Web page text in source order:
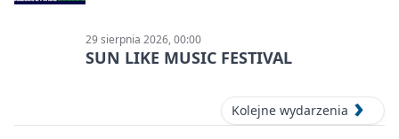
29 sierpnia 2026, 00:00
SUN LIKE MUSIC FESTIVAL
Kolejne wydarzenia